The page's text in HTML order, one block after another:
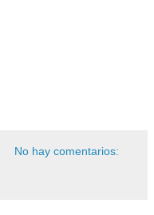
No hay comentarios: